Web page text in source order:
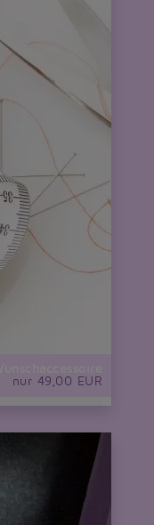
nur 49,00 EUR